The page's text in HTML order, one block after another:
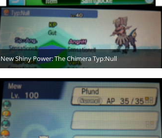
New Shiny Power: The Chimera Typ:Null
10. Dezember 2016
9